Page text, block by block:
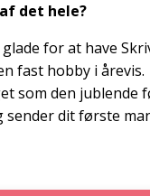
det hele?
for at have
fast hobby i årevis.
som den jublende
sender dit første